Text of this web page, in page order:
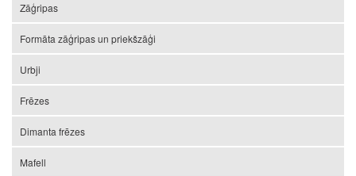
Zāģripas
Formāta zāģripas un priekšzāģi
Urbji
Frēzes
Dimanta frēzes
Mafell